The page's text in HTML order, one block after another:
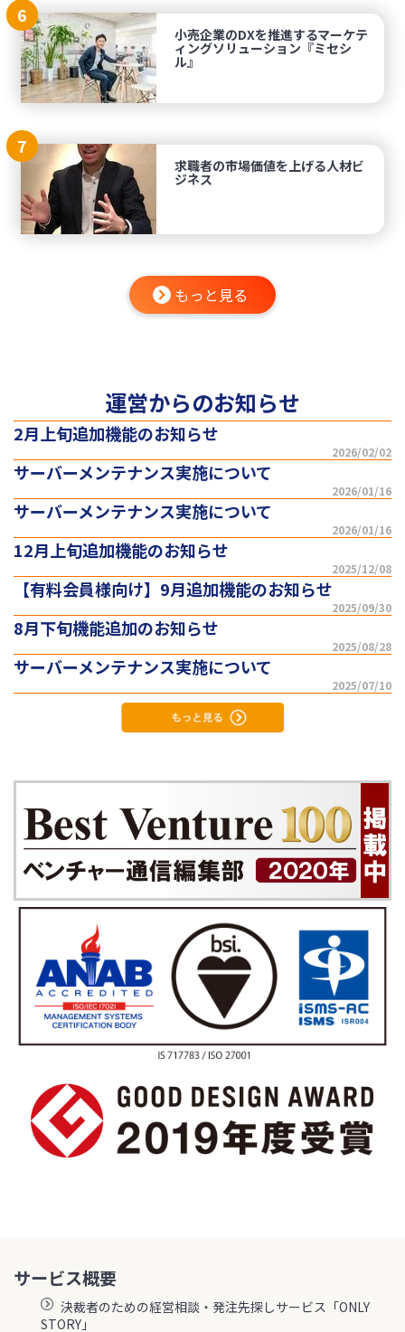
6
小売企業のDXを推進するマーケテ
ィングソリューション『ミセシ
ル』
7
求職者の市場価値を上げる人材ビ
ジネス
もっと見る
運営からのお知らせ
2月上旬追加機能のお知らせ
2026/02/02
サーバーメンテナンス実施について
2026/01/16
サーバーメンテナンス実施について
2026/01/16
12月上旬追加機能のお知らせ
2025/12/08
【有料会員様向け】9月追加機能のお知らせ
2025/09/30
8月下旬機能追加のお知らせ
2025/08/28
サーバーメンテナンス実施について
2025/07/10
サービス概要
決裁者のための経営相談・発注先探しサービス「ONLY
STORY」